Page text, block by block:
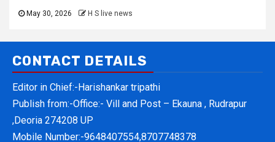
May 30, 2026 H S live news
CONTACT DETAILS
Editor in Chief:-Harishankar tripathi
Publish from:-Office:- Vill and Post – Ekauna , Rudrapur
,Deoria 274208 UP
Mobile Number:-9648407554,8707748378